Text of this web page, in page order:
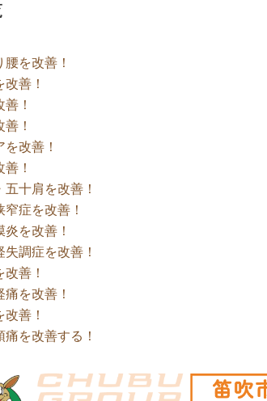
腰を改善！
善！
！
！
改善！
！
五十肩を改善！
窄症を改善！
炎を改善！
失調症を改善！
善！
を改善！
改善！
痛を改善する！